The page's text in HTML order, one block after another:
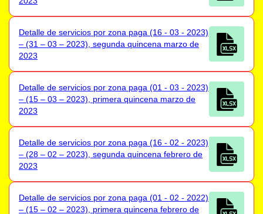
Detalle de servicios por zona paga (16 - 03 - 2023)
– (31 – 03 – 2023), segunda quincena marzo de
2023
Detalle de servicios por zona paga (01 - 03 - 2023)
– (15 – 03 – 2023), primera quincena marzo de
2023
Detalle de servicios por zona paga (16 - 02 - 2023)
– (28 – 02 – 2023), segunda quincena febrero de
2023
Detalle de servicios por zona paga (01 - 02 - 2022)
– (15 – 02 – 2023), primera quincena febrero de